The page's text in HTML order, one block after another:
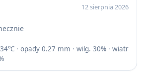
12 sierpnia 2026
· opady 0.27 mm · wilg. 30% · wiatr